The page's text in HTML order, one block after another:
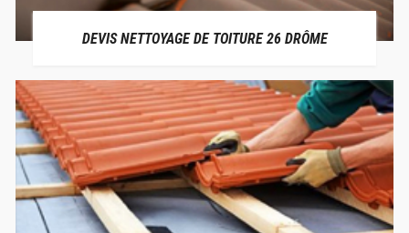
DEVIS NETTOYAGE DE TOITURE 26 DRÔME